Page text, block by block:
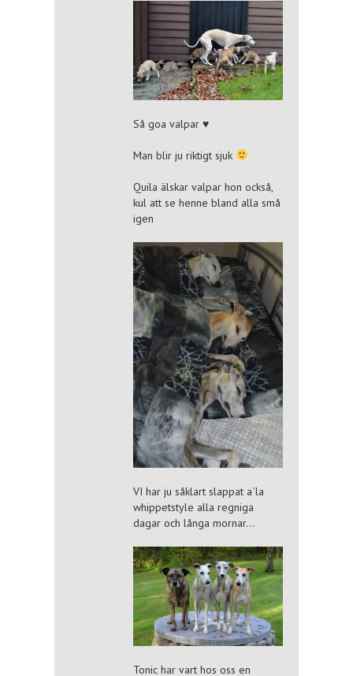
Så goa valpar ♥
Man blir ju riktigt sjuk
Quila älskar valpar hon också,
kul att se henne bland alla små
igen
VI har ju såklart slappat a´la
whippetstyle alla regniga
dagar och långa mornar…
Tonic har vart hos oss en